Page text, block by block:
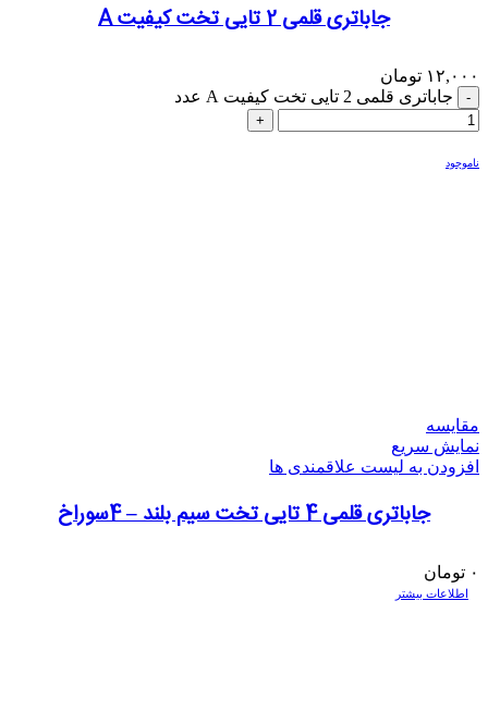
جاباتری قلمی 2 تایی تخت کیفیت A
۱۲,۰۰۰ تومان
جاباتری قلمی 2 تایی تخت کیفیت A عدد
ناموجود
مقایسه
نمایش سریع
افزودن به لیست علاقمندی ها
جاباتری قلمی 4 تایی تخت سیم بلند – 4سوراخ
۰ تومان
اطلاعات بیشتر